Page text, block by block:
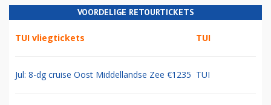
VOORDELIGE RETOURTICKETS
TUI vliegtickets TUI
Jul: 8-dg cruise Oost Middellandse Zee €1235 TUI